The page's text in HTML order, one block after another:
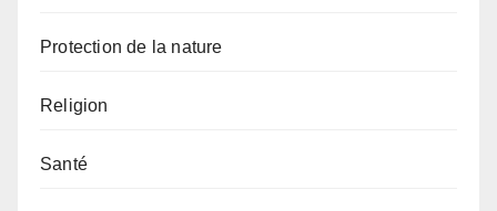
Protection de la nature
Religion
Santé